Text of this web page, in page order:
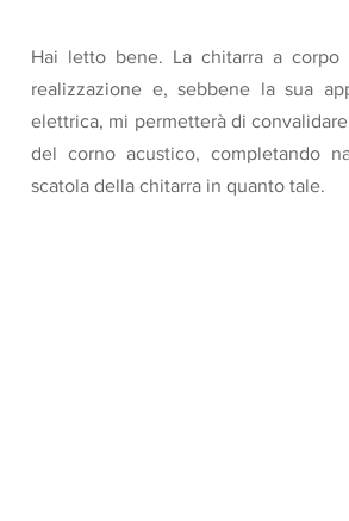
Hai letto bene. La chitarra a
realizzazione e, sebbene la sua
elettrica, mi permetterà di
del corno acustico, completando
scatola della chitarra in quanto tale.